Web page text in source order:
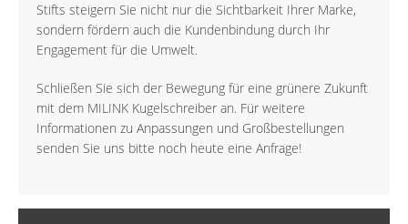
Stifts steigern Sie nicht nur die Sichtbarkeit Ihrer Marke,
sondern fördern auch die Kundenbindung durch Ihr
Engagement für die Umwelt.
Schließen Sie sich der Bewegung für eine grünere Zukunft
mit dem MILINK Kugelschreiber an. Für weitere
Informationen zu Anpassungen und Großbestellungen
senden Sie uns bitte noch heute eine Anfrage!